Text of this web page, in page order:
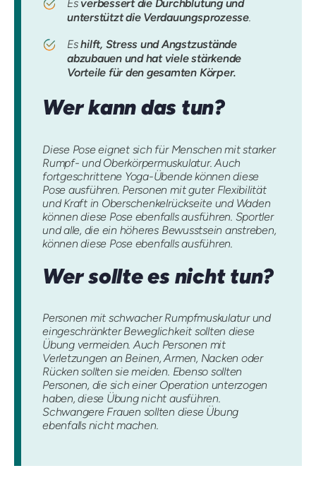
Es verbessert die Durchblutung und
unterstützt die Verdauungsprozesse.
Eshilft, Stress und Angstzustände
abzubauen und hat viele stärkende
Vorteile für den gesamten Körper.
Wer kann das tun?
Diese Pose eignet sich für Menschen mit starker
Rumpf- und Oberkörpermuskulatur. Auch
fortgeschrittene Yoga-Übende können diese
Pose ausführen. Personen mit guter Flexibilität
und Kraft in Oberschenkelrückseite und Waden
können diese Pose ebenfalls ausführen. Sportler
und alle, die ein höheres Bewusstsein anstreben,
können diese Pose ebenfalls ausführen.
Wer sollte es nicht tun?
Personen mit schwacher Rumpfmuskulatur und
eingeschränkter Beweglichkeit sollten diese
Übung vermeiden. Auch Personen mit
Verletzungen an Beinen, Armen, Nacken oder
Rücken sollten sie meiden. Ebenso sollten
Personen, die sich einer Operation unterzogen
haben, diese Übung nicht ausführen.
Schwangere Frauen sollten diese Übung
ebenfalls nicht machen.